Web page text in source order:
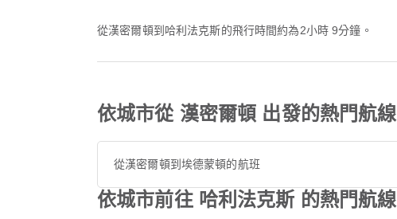
從漢密爾頓到哈利法克斯的飛行時間約為2小時 9分鐘。
依城市從 漢密爾頓 出發的熱門航線
從漢密爾頓到埃德蒙頓的航班
依城市前往 哈利法克斯 的熱門航線